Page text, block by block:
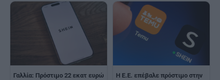
Γαλλία: Πρόστιμο 22 εκατ ευρώ
Η Ε.Ε. επέβαλε πρόστιμο στην